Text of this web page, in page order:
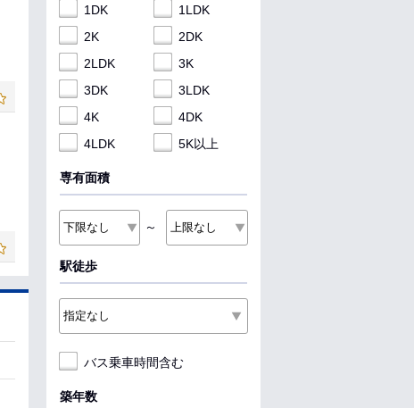
1DK
1LDK
2K
2DK
2LDK
3K
3DK
3LDK
4K
4DK
4LDK
5K以上
専有面積
～
駅徒歩
バス乗車時間含む
築年数